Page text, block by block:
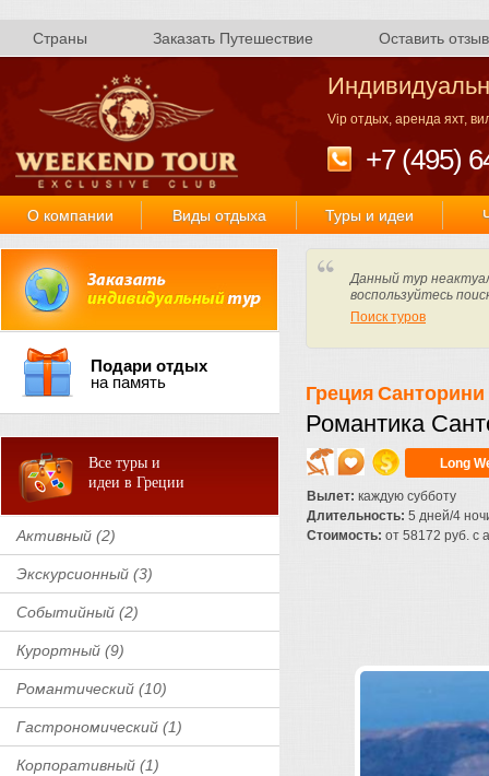
Страны Заказать Путешествие Оставить отзыв
Vip отдых, аренда яхт,
+7 (495)
О компании Виды отдыха Туры и идеи
Подари отдых
на память
Все туры и
идеи в Греции
Активный (2)
Экскурсионный (3)
Событийный (2)
Курортный (9)
Романтический (10)
Гастрономический (1)
Корпоративный (1)
Данный тур
воспользуйтесь
Поиск туров
Греция Санторини
Романтика
Long
Вылет: каждую субботу
Длительность: 5 дней/4
Стоимость: от 58172 руб. с